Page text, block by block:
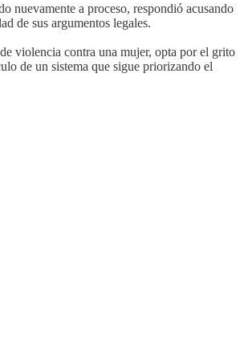
nuevamente a proceso, respondió acusando
de sus argumentos legales.
violencia contra una mujer, opta por el grito
de un sistema que sigue priorizando el